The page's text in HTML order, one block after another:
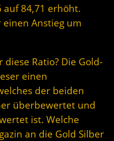
auf 84,71 erhöht.
Anstieg um
Ratio? Die Gold-
einen
der beiden
überbewertet und
ist. Welche
an die Gold Silber